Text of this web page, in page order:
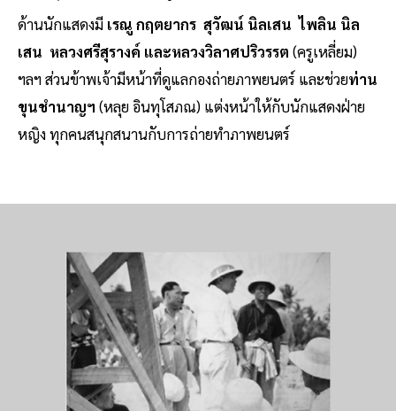
ด้านนักแสดงมี เรณู กฤตยากร สุวัฒน์ นิลเสน ไพลิน นิล
เสน หลวงศรีสุรางค์ และหลวงวิลาศปริวรรต (ครูเหลี่ยม)
ฯลฯ ส่วนข้าพเจ้ามีหน้าที่ดูแลกองถ่ายภาพยนตร์ และช่วยท่าน
ขุนชำนาญฯ (หลุย อินทุโสภณ) แต่งหน้าให้กับนักแสดงฝ่าย
หญิง ทุกคนสนุกสนานกับการถ่ายทำภาพยนตร์